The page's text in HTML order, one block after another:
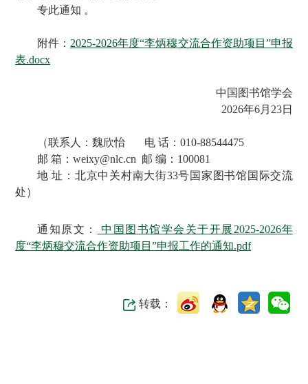
专此通知 。
附件： 2025-2026年度“李炳穆交流合作资助项目”申报
表.docx
中国图书馆学会
2026年6月23日
（联系人：魏欣怡 电 话：010-88544475
邮 箱：weixy@nlc.cn 邮 编：100081
地 址：北京中关村南大街33号国家图书馆国际交流
处）
通知原文：
中国图书馆学会关于开展2025-2026年
度“李炳穆交流合作资助项目”申报工作的通知.pdf
转载：